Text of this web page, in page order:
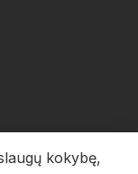
kokybę,